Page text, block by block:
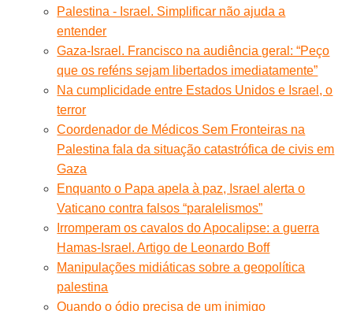
Palestina - Israel. Simplificar não ajuda a
entender
Gaza-Israel. Francisco na audiência geral: “Peço
que os reféns sejam libertados imediatamente”
Na cumplicidade entre Estados Unidos e Israel, o
terror
Coordenador de Médicos Sem Fronteiras na
Palestina fala da situação catastrófica de civis em
Gaza
Enquanto o Papa apela à paz, Israel alerta o
Vaticano contra falsos “paralelismos”
Irromperam os cavalos do Apocalipse: a guerra
Hamas-Israel. Artigo de Leonardo Boff
Manipulações midiáticas sobre a geopolítica
palestina
Quando o ódio precisa de um inimigo